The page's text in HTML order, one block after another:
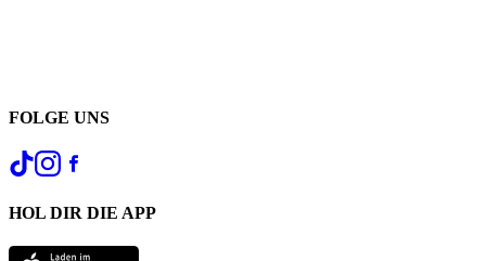
FOLGE UNS
HOL DIR DIE APP